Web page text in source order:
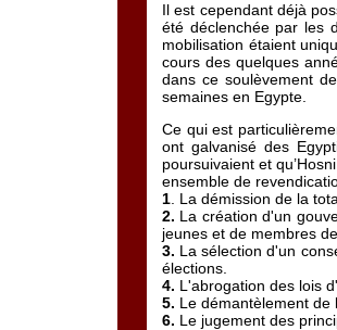
Il est cependant déjà
été déclenchée par les
mobilisation étaient
cours des quelques
dans ce soulèvement
semaines en Egypte.
Ce qui est
ont galvanisé des
poursuivaient et
ensemble de
1 . La démission de la
2. La création d'un
jeunes et de membres
3. La sélection d'un
élections.
4. L'abrogation des lois
5. Le démantèlement de
6. Le jugement des